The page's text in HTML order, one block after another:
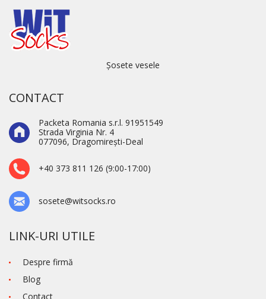
Șosete vesele
CONTACT
Packeta Romania s.r.l. 91951549
Strada Virginia Nr. 4
077096, Dragomirești-Deal
+40 373 811 126 (9:00-17:00)
sosete@witsocks.ro
LINK-URI UTILE
Despre firmă
Blog
Contact